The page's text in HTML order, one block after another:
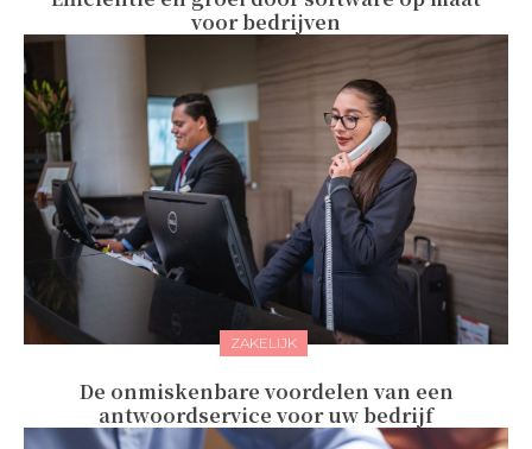
voor bedrijven
ZAKELIJK
De onmiskenbare voordelen van een
antwoordservice voor uw bedrijf